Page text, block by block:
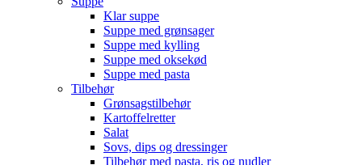
Klar suppe
Suppe med grønsager
Suppe med kylling
Suppe med oksekød
Suppe med pasta
Tilbehør
Grønsagstilbehør
Kartoffelretter
Salat
Sovs, dips og dressinger
Tilbehør med pasta, ris og nudler